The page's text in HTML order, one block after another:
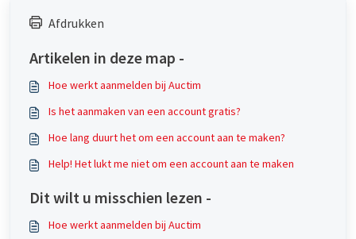
Afdrukken
Artikelen in deze map -
Hoe werkt aanmelden bij Auctim
Is het aanmaken van een account gratis?
Hoe lang duurt het om een account aan te maken?
Help! Het lukt me niet om een account aan te maken
Dit wilt u misschien lezen -
Hoe werkt aanmelden bij Auctim